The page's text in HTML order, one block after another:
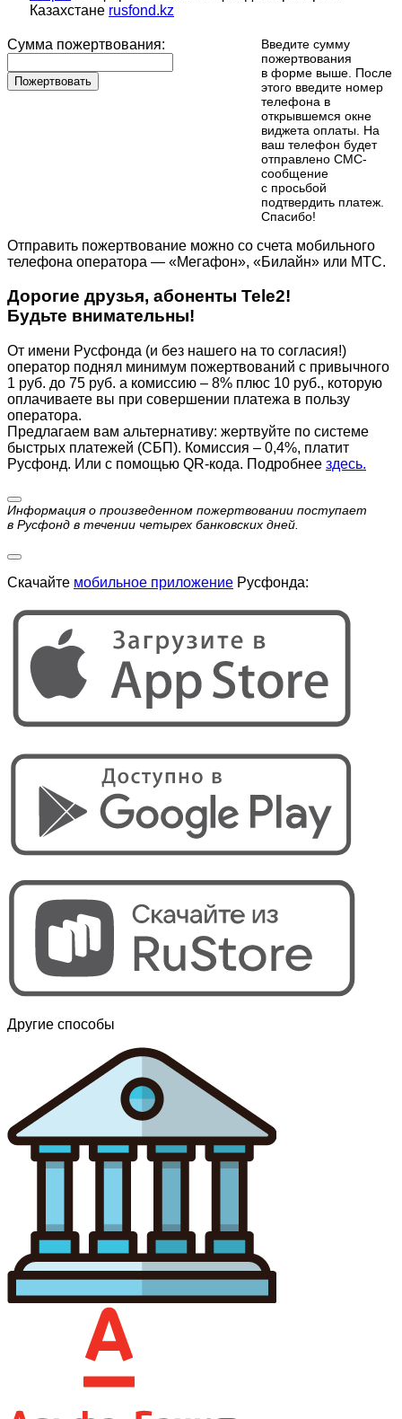
Казахстане rusfond.kz
Сумма пожертвования:
Пожертвовать
Введите сумму
пожертвования
в форме выше. После
этого введите номер
телефона в
открывшемся окне
виджета оплаты. На
ваш телефон будет
отправлено СМС-
сообщение
с просьбой
подтвердить платеж.
Cпасибо!
Отправить пожертвование можно со счета мобильного
телефона оператора — «Мегафон», «Билайн» или МТС.
Дорогие друзья, абоненты Tele2!
Будьте внимательны!
От имени Русфонда (и без нашего на то согласия!)
оператор поднял минимум пожертвований с привычного
1 руб. до 75 руб. а комиссию – 8% плюс 10 руб., которую
оплачиваете вы при совершении платежа в пользу
оператора.
Предлагаем вам альтернативу: жертвуйте по cистеме
быстрых платежей (СБП). Комиссия – 0,4%, платит
Русфонд. Или с помощью QR-кода. Подробнее здесь.
Информация о произведенном пожертвовании поступает
в Русфонд в течении четырех банковских дней.
Скачайте мобильное приложение Русфонда:
Другие способы